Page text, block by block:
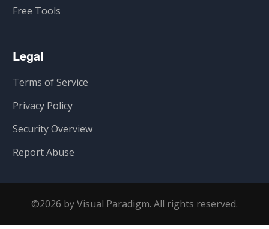
Free Tools
Legal
Terms of Service
Privacy Policy
Security Overview
Report Abuse
©2026 by Visual Paradigm. All rights reserved.